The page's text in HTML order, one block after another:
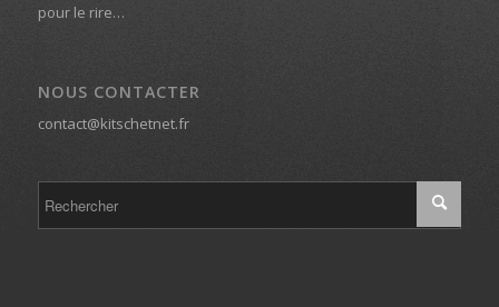
pour le rire…
NOUS CONTACTER
contact@kitschetnet.fr